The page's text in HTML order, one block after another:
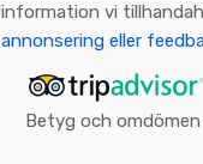
information vi
annonsering eller
Betyg och